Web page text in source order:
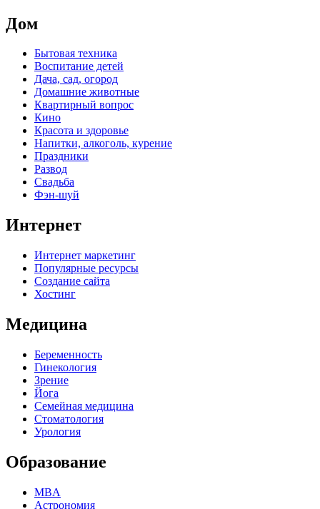
Дом
Бытовая техника
Воспитание детей
Дача, сад, огород
Домашние животные
Квартирный вопрос
Кино
Красота и здоровье
Напитки, алкоголь, курение
Праздники
Развод
Свадьба
Фэн-шуй
Интернет
Интернет маркетинг
Популярные ресурсы
Создание сайта
Хостинг
Медицина
Беременность
Гинекология
Зрение
Йога
Семейная медицина
Стоматология
Урология
Образование
MBA
Астрономия